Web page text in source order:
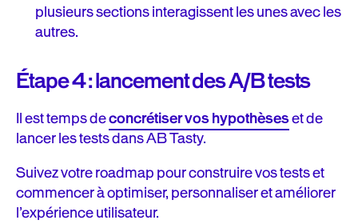
plusieurs sections interagissent les unes avec les
autres.
Étape 4 : lancement des A/B tests
Il est temps deconcrétiser vos hypothèseset de
lancer les tests dans AB Tasty.
Suivez votre roadmap pour construire vos tests et
commencer à optimiser, personnaliser et améliorer
l’expérience utilisateur.